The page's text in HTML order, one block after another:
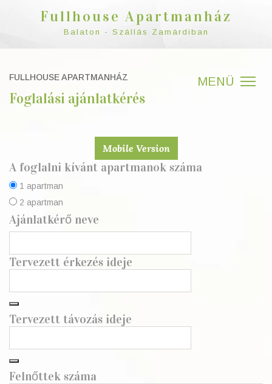
Fullhouse Apartmanház
Balaton - Szállás Zamárdiban
FULLHOUSE APARTMANHÁZ
Foglalási ajánlatkérés
Mobile Version
A foglalni kívánt apartmanok száma
1 apartman
2 apartman
Ajánlatkérő neve
Tervezett érkezés ideje
Tervezett távozás ideje
Felnőttek száma